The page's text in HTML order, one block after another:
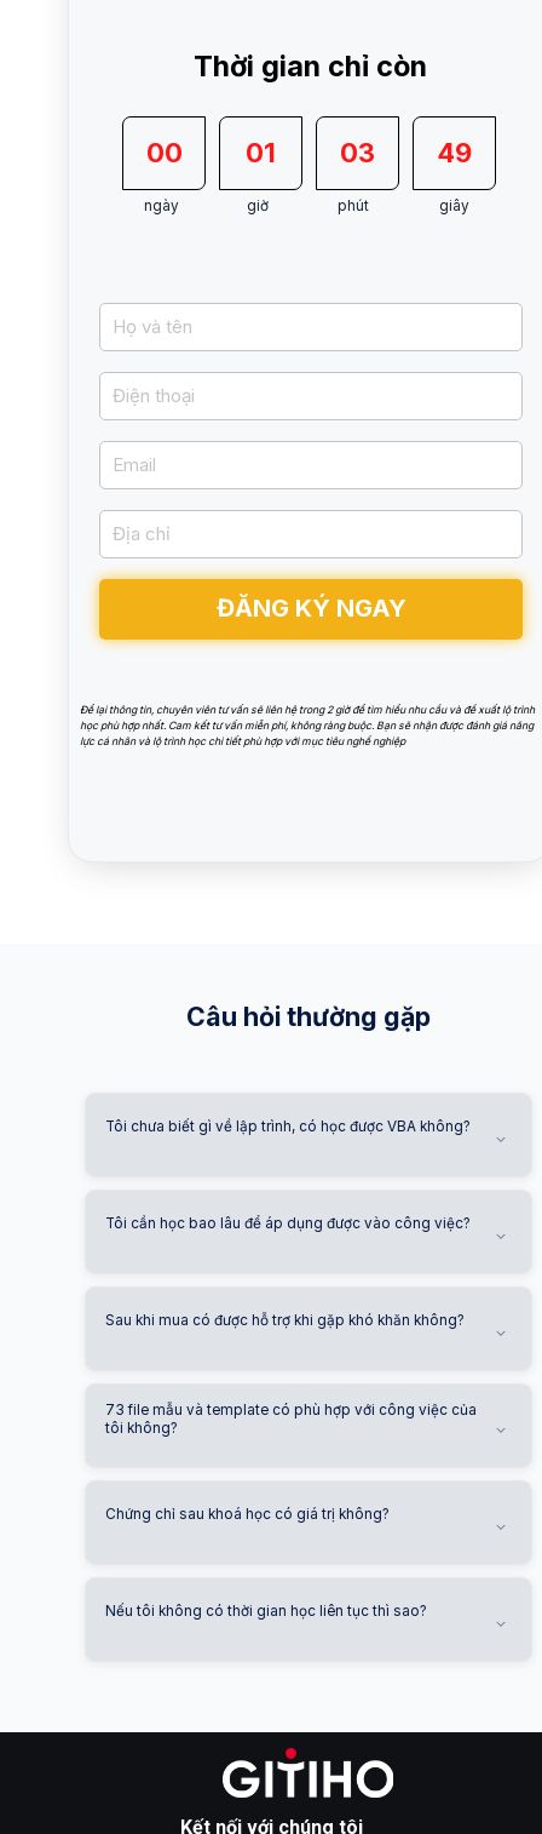
Để lại thông tin, chuyên viên tư vấn sẽ liên hệ trong 2 giờ để tìm hiểu nhu cầu và đề xuất lộ trình
học phù hợp nhất. Cam kết tư vấn miễn phí, không ràng buộc. Bạn sẽ nhận được đánh giá năng
lực cá nhân và lộ trình học chi tiết phù hợp với mục tiêu nghề nghiệp
ĐĂNG KÝ NGAY
Thời gian chỉ còn
ngày giờ phút giây
00 01 03 47
Câu hỏi thường gặp
Tôi chưa biết gì về lập trình, có học được VBA không?
Tôi cần học bao lâu để áp dụng được vào công việc?
Sau khi mua có được hỗ trợ khi gặp khó khăn không?
73 file mẫu và template có phù hợp với công việc của
tôi không?
Chứng chỉ sau khoá học có giá trị không?
Nếu tôi không có thời gian học liên tục thì sao?
Kết nối với chúng tôi